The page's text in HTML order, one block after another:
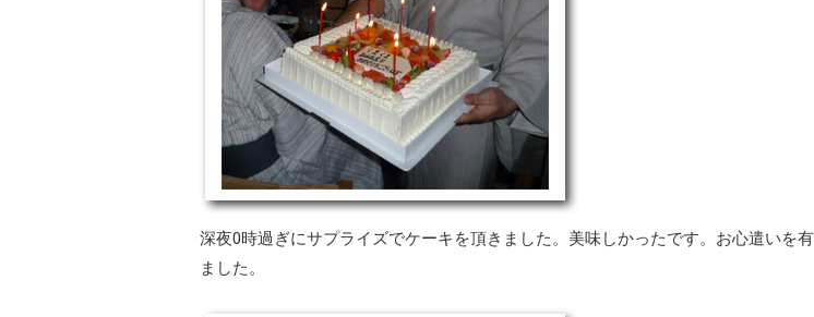
深夜0時過ぎにサプライズでケーキを頂きました。美味しかったです。お心遣いを
ました。